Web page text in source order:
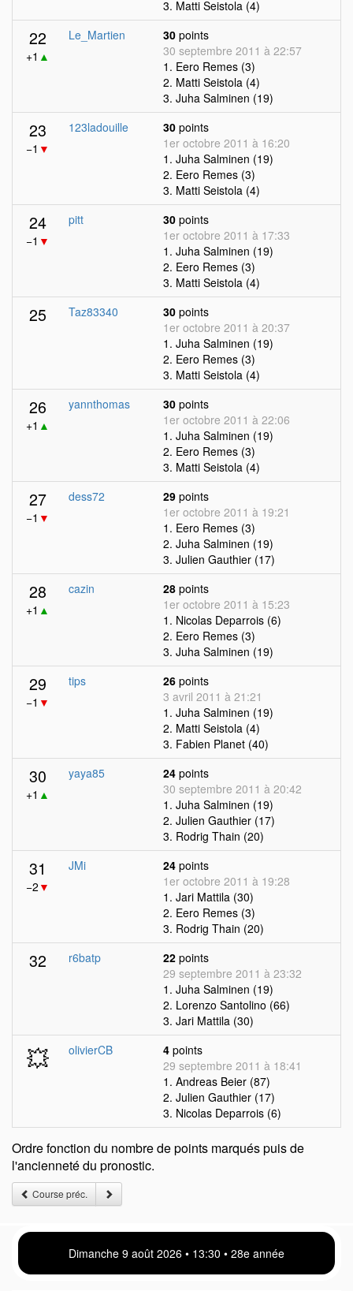
3. Matti Seistola (4)
22
+1 ▲
Le_Martien 30 points
30 septembre 2011 à 22:57
1. Eero Remes (3)
2. Matti Seistola (4)
3. Juha Salminen (19)
23
−1 ▼
123ladouille 30 points
1er octobre 2011 à 16:20
1. Juha Salminen (19)
2. Eero Remes (3)
3. Matti Seistola (4)
24
−1 ▼
pitt 30 points
1er octobre 2011 à 17:33
1. Juha Salminen (19)
2. Eero Remes (3)
3. Matti Seistola (4)
25 Taz83340 30 points
1er octobre 2011 à 20:37
1. Juha Salminen (19)
2. Eero Remes (3)
3. Matti Seistola (4)
26
+1 ▲
yannthomas 30 points
1er octobre 2011 à 22:06
1. Juha Salminen (19)
2. Eero Remes (3)
3. Matti Seistola (4)
27
−1 ▼
dess72 29 points
1er octobre 2011 à 19:21
1. Eero Remes (3)
2. Juha Salminen (19)
3. Julien Gauthier (17)
28
+1 ▲
cazin 28 points
1er octobre 2011 à 15:23
1. Nicolas Deparrois (6)
2. Eero Remes (3)
3. Juha Salminen (19)
29
−1 ▼
tips 26 points
3 avril 2011 à 21:21
1. Juha Salminen (19)
2. Matti Seistola (4)
3. Fabien Planet (40)
30
+1 ▲
yaya85 24 points
30 septembre 2011 à 20:42
1. Juha Salminen (19)
2. Julien Gauthier (17)
3. Rodrig Thain (20)
31
−2 ▼
JMi 24 points
1er octobre 2011 à 19:28
1. Jari Mattila (30)
2. Eero Remes (3)
3. Rodrig Thain (20)
32 r6batp 22 points
29 septembre 2011 à 23:32
1. Juha Salminen (19)
2. Lorenzo Santolino (66)
3. Jari Mattila (30)
💥 olivierCB 4 points
29 septembre 2011 à 18:41
1. Andreas Beier (87)
2. Julien Gauthier (17)
3. Nicolas Deparrois (6)
Ordre fonction du nombre de points marqués puis de
l'ancienneté du pronostic.
Course préc.
Dimanche 9 août 2026 • 13 30 • 28e année